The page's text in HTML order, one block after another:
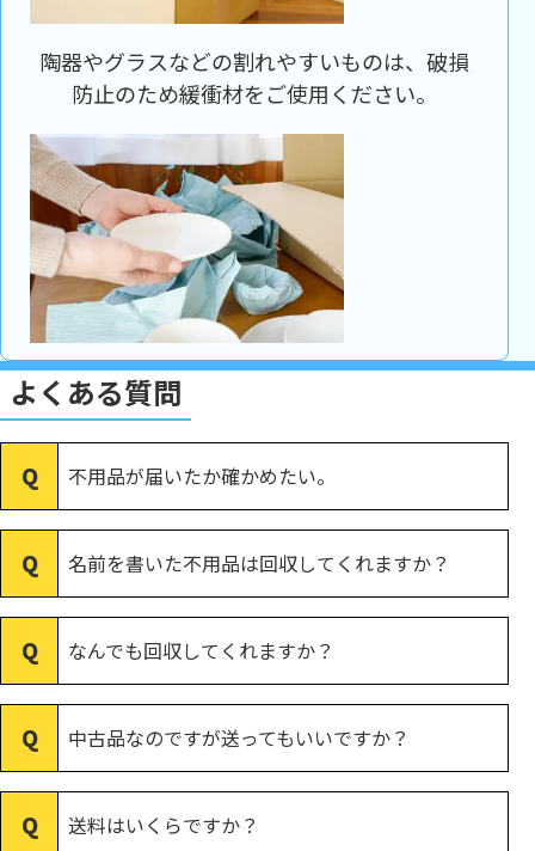
陶器やグラスなどの割れやすいものは、破損
防止のため緩衝材をご使用ください。
よくある質問
不用品が届いたか確かめたい。
名前を書いた不用品は回収してくれますか？
なんでも回収してくれますか？
中古品なのですが送ってもいいですか？
送料はいくらですか？